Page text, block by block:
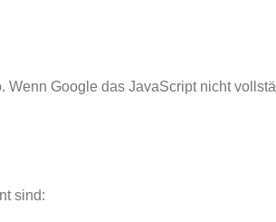
Google das JavaScript nicht
sind: